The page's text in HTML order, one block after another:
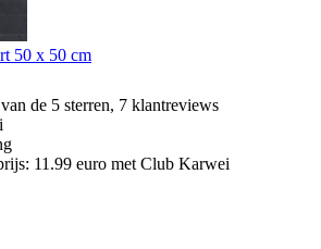
50 x 50 cm
de 5 sterren, 7 klantreviews
11.99 euro met Club Karwei